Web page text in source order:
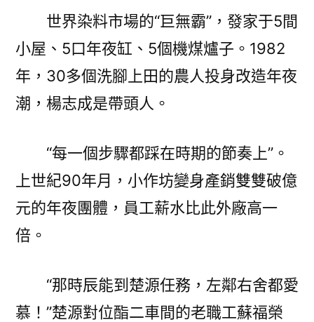
世界染料市場的“巨無霸”，發家于5間
小屋、5口年夜缸、5個機煤爐子。1982
年，30多個洗腳上田的農人投身改造年夜
潮，楊志成是帶頭人。
“每一個步驟都踩在時期的節奏上”。
上世紀90年月，小作坊變身產銷雙雙破億
元的年夜團體，員工薪水比此外廠高一
倍。
“那時辰能到楚源任務，左鄰右舍都愛
慕！”楚源對位酯二車間的老職工蘇福榮